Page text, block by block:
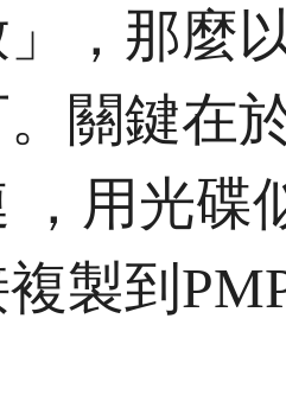
，那麼
關鍵在
，用光碟
製到